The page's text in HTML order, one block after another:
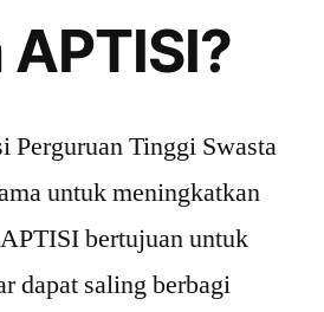
Perguruan Tinggi Swasta
untuk meningkatkan
bertujuan untuk
dapat saling berbagi